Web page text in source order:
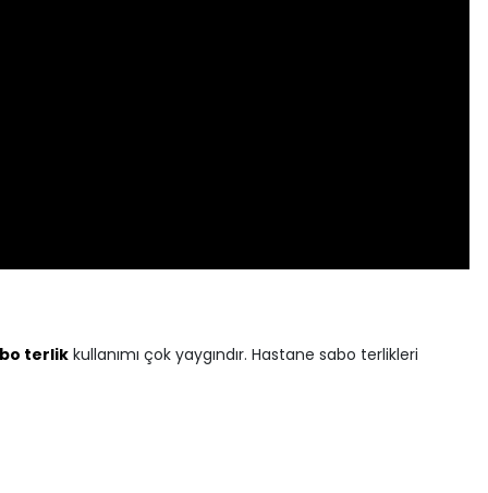
terlikkullanımı çok yaygındır. Hastane sabo terlikleri